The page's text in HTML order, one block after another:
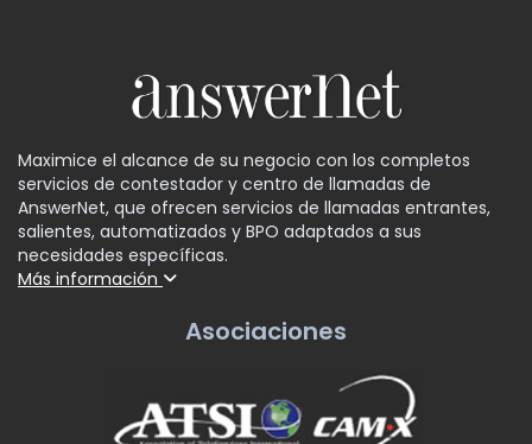
Maximice el alcance de su negocio con los completos
servicios de contestador y centro de llamadas de
AnswerNet, que ofrecen servicios de llamadas entrantes,
salientes, automatizados y BPO adaptados a sus
necesidades específicas.
Más información
Asociaciones